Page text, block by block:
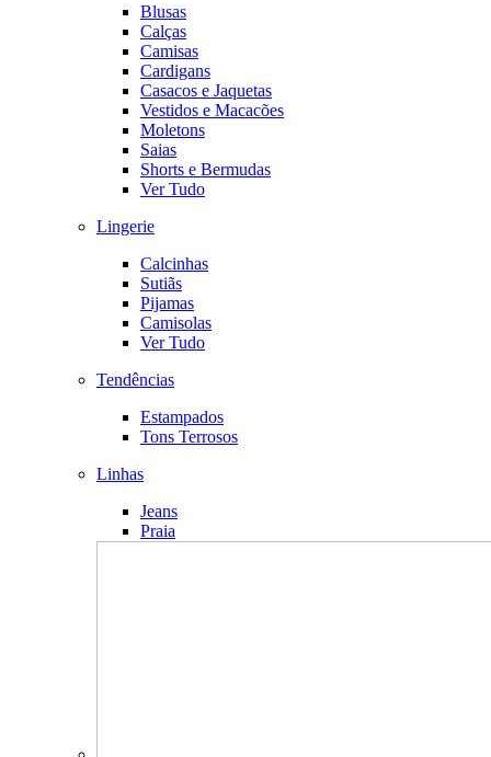
Blusas
Calças
Camisas
Cardigans
Casacos e Jaquetas
Vestidos e Macacões
Moletons
Saias
Shorts e Bermudas
Ver Tudo
Lingerie
Calcinhas
Sutiãs
Pijamas
Camisolas
Ver Tudo
Tendências
Estampados
Tons Terrosos
Linhas
Jeans
Praia